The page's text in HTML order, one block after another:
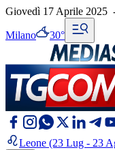
Giovedì 17 Aprile 2025
Milano 30°
Leone (23 Lug - 23